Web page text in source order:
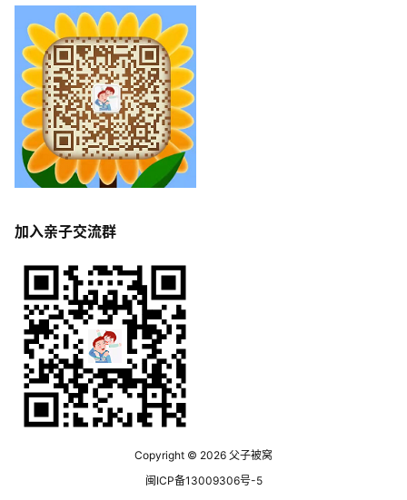
加入亲子交流群
Copyright © 2026 父子被窝
闽ICP备13009306号-5